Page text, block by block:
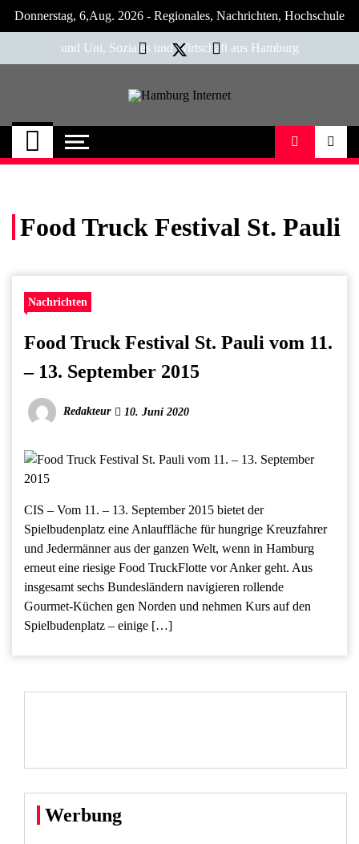
Skip
Donnerstag, 6,Aug. 2026 - Regionales, Nachrichten, Hochschule
und Uni, Soziales und Wirtschaft aus Hamburg
Hamburg Internet
Neuigkeiten und Nachrichten aus Hamburg
Food Truck Festival St. Pauli
Nachrichten
Food Truck Festival St. Pauli vom 11.
– 13. September 2015
Redakteur 10. Juni 2020
CIS – Vom 11. – 13. September 2015 bietet der
Spielbudenplatz eine Anlauffläche für hungrige Kreuzfahrer
und Jedermänner aus der ganzen Welt, wenn in Hamburg
erneut eine riesige Food TruckFlotte vor Anker geht. Aus
insgesamt sechs Bundesländern navigieren rollende
Gourmet-Küchen gen Norden und nehmen Kurs auf den
Spielbudenplatz – einige […]
Werbung